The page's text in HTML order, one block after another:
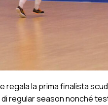
regala la prima finalista
regular season nonché